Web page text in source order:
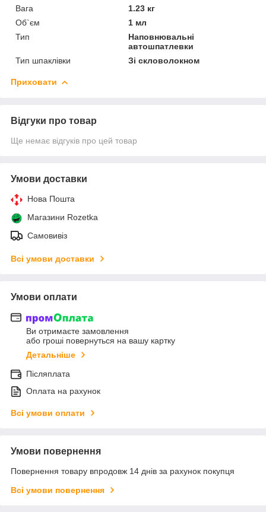
Вага
1.23 кг
Об`єм
1 мл
Тип
Наповнювальні
автошпатлевки
Тип шпаклівки
Зі скловолокном
Приховати
Відгуки про товар
Ще немає відгуків про цей товар
Умови доставки
Нова Пошта
Магазини Rozetka
Самовивіз
Всі умови доставки
Умови оплати
Ви отримаєте замовлення
або гроші повернуться на вашу картку
Детальніше
Післяплата
Оплата на рахунок
Всі умови оплати
Умови повернення
Повернення товару впродовж 14 днів за рахунок покупця
Всі умови повернення